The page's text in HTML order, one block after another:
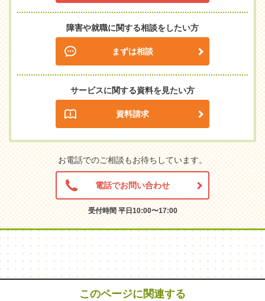
障害や就職に関する相談をしたい方
まずは相談
サービスに関する資料を見たい方
資料請求
お電話でのご相談もお待ちしています。
電話でお問い合わせ
受付時間 平日10:00〜17:00
このページに関連する